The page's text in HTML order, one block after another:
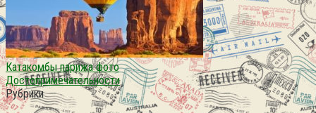
Катакомбы парижа фото
Достопримечательности
Рубрики